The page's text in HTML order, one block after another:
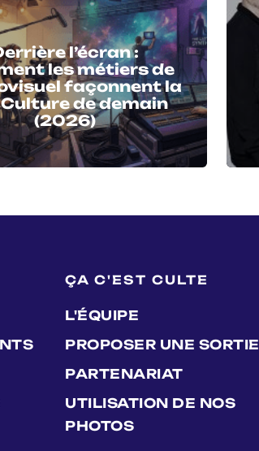
l’écran :
les métiers de
façonnent la
Culture de demain
(2026)
ÇA C'EST CULTE
L'ÉQUIPE
PROPOSER UNE SORTIE
PARTENARIAT
UTILISATION DE NOS
PHOTOS